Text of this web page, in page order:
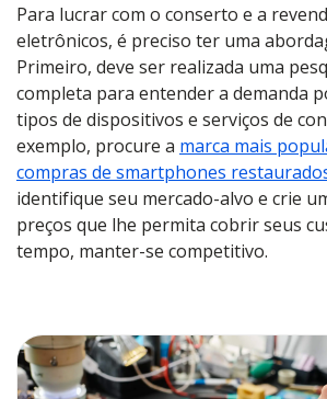
Para lucrar com o conserto e a
eletrônicos, é preciso ter uma
Primeiro, deve ser realizada uma
completa para entender a demanda
tipos de dispositivos e serviços de
exemplo, procure a marca mais
compras de smartphones
identifique seu mercado-alvo e crie
preços que lhe permita cobrir seus
tempo, manter-se competitivo.